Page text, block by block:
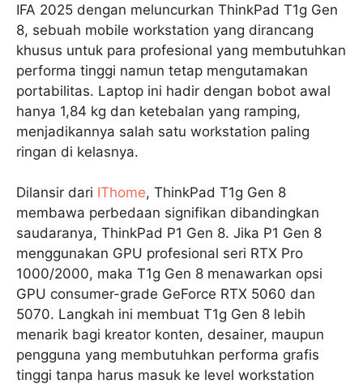
IFA 2025 dengan meluncurkan ThinkPad T1g Gen
8, sebuah mobile workstation yang dirancang
khusus untuk para profesional yang membutuhkan
performa tinggi namun tetap mengutamakan
portabilitas. Laptop ini hadir dengan bobot awal
hanya 1,84 kg dan ketebalan yang ramping,
menjadikannya salah satu workstation paling
ringan di kelasnya.
Dilansir dari IThome, ThinkPad T1g Gen 8
membawa perbedaan signifikan dibandingkan
saudaranya, ThinkPad P1 Gen 8. Jika P1 Gen 8
menggunakan GPU profesional seri RTX Pro
1000/2000, maka T1g Gen 8 menawarkan opsi
GPU consumer-grade GeForce RTX 5060 dan
5070. Langkah ini membuat T1g Gen 8 lebih
menarik bagi kreator konten, desainer, maupun
pengguna yang membutuhkan performa grafis
tinggi tanpa harus masuk ke level workstation